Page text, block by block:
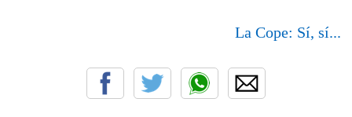
La Cope: Sí, sí...